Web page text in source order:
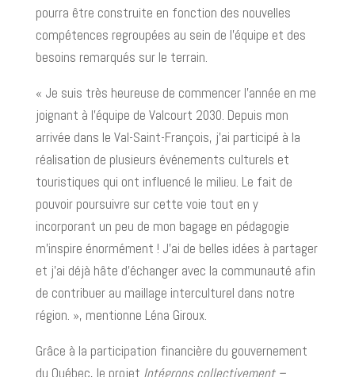
pourra être construite en fonction des nouvelles
compétences regroupées au sein de l’équipe et des
besoins remarqués sur le terrain.
« Je suis très heureuse de commencer l’année en me
joignant à l’équipe de Valcourt 2030. Depuis mon
arrivée dans le Val-Saint-François, j’ai participé à la
réalisation de plusieurs événements culturels et
touristiques qui ont influencé le milieu. Le fait de
pouvoir poursuivre sur cette voie tout en y
incorporant un peu de mon bagage en pédagogie
m’inspire énormément ! J’ai de belles idées à partager
et j’ai déjà hâte d’échanger avec la communauté afin
de contribuer au maillage interculturel dans notre
région. », mentionne Léna Giroux.
Grâce à la participation financière du gouvernement
du Québec, le projet Intégrons collectivement –